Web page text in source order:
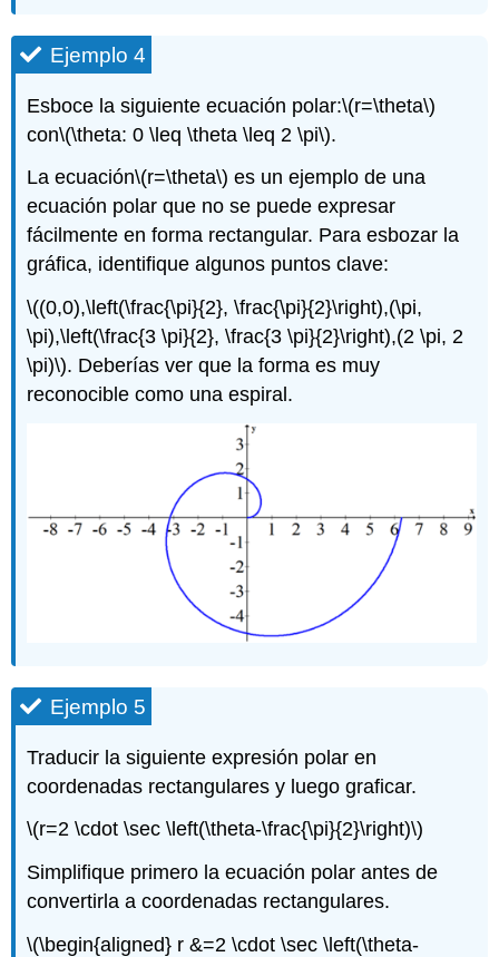
Ejemplo 4
Esboce la siguiente ecuación polar:\(r=\theta\)
con\(\theta: 0 \leq \theta \leq 2 \pi\).
La ecuación\(r=\theta\) es un ejemplo de una
ecuación polar que no se puede expresar
fácilmente en forma rectangular. Para esbozar la
gráfica, identifique algunos puntos clave:
\((0,0),\left(\frac{\pi}{2}, \frac{\pi}{2}\right),(\pi,
\pi),\left(\frac{3 \pi}{2}, \frac{3 \pi}{2}\right),(2 \pi, 2
\pi)\). Deberías ver que la forma es muy
reconocible como una espiral.
Ejemplo 5
Traducir la siguiente expresión polar en
coordenadas rectangulares y luego graficar.
\(r=2 \cdot \sec \left(\theta-\frac{\pi}{2}\right)\)
Simplifique primero la ecuación polar antes de
convertirla a coordenadas rectangulares.
\(\begin{aligned} r &=2 \cdot \sec \left(\theta-